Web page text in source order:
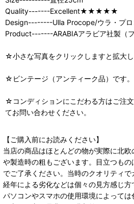
Quality-------Excellent★★★★★
Design--------Ulla Procope/ウラ・プロ
Product-------ARABIAアラビア社製（フ
☆小さな写真をクリックしますと拡大し
☆ビンテージ（アンティーク品）です。
☆コンディションにこだわる方はご注
てお問い合わせください。
【ご購入前にお読みください】
当店の商品はほとんどの物が実際に北
や製造時の粗もございます。目立つも
でご了承ください。当時のクオリティ
経年による劣化などは個々の見方感じ
パソコンやスマホの使用環境によって